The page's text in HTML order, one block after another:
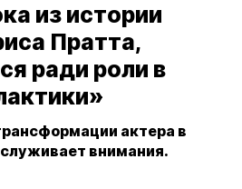
из истории
Пратта,
ради роли в
актера в
внимания.